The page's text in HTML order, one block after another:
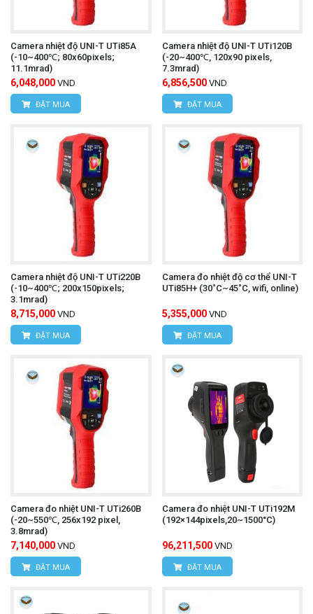
Camera nhiệt độ UNI-T UTi85A
(-10~400℃; 80x60pixels;
11.1mrad)
6,048,000 VND
ĐẶT MUA
Camera nhiệt độ UNI-T UTi120B
(-20~400℃, 120x90 pixels,
7.3mrad)
6,856,500 VND
ĐẶT MUA
Camera nhiệt độ UNI-T UTi220B
(-10~400℃; 200x150pixels;
3.1mrad)
8,715,000 VND
ĐẶT MUA
Camera đo nhiệt độ cơ thể UNI-T
UTi85H+ (30˚C~45˚C, wifi, online)
5,355,000 VND
ĐẶT MUA
Camera đo nhiệt UNI-T UTi260B
(-20~550℃, 256x192 pixel,
3.8mrad)
7,140,000 VND
ĐẶT MUA
Camera đo nhiệt UNI-T UTi192M
(192×144pixels,20~1500°C)
96,211,500 VND
ĐẶT MUA